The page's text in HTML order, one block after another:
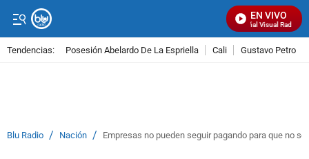
EN VIVO
Señal Visual Radio
Tendencias: Posesión Abelardo De La Espriella Cali Gustavo Petro
Blu Radio / Nación / Empresas no pueden seguir pagando para que no